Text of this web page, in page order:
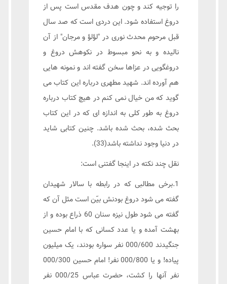
را توجیه کند و چون هدف مقدس است پس از
دروغ استفاده شود. این دردی است که صد سال
قبل مرحوم محدث نوری در "لؤلؤ و مرجان" از آن
نالیده و به نحو مبسوط در نکوهش دروغ و
دروغگویی در عزاها سخن گفته اند و نمونه هایی
هم آورده اند. شهید مطهری درباره این کتاب می
گوید که من خیال نمی کنم در هیچ کتاب درباره
دروغ به طور کلی به اندازه ای که در این کتاب
بحث شده، بحث شده باشد. چنین کتابی شاید
در دنیا وجود نداشته باشد(33).
نقل چند نکته در اینجا گفتنی است:
1.برخی مطالبی که در رابطه با سالار شهیدان
گفته می شود دروغ بودنش بیّن است مثل آن که
گفته می شود طول نیزه سنان 60 ذراع بوده و از
بهشت آمده و یا عدد کسانی که با امام حسین
جنگیدند 000/600 نفر سواره بودند، یک میلیون
پیاده! و یا 000/800 نفر! امام حسین 000/300
نفر آنها را کشت، حضرت عباس 000/25 نفر